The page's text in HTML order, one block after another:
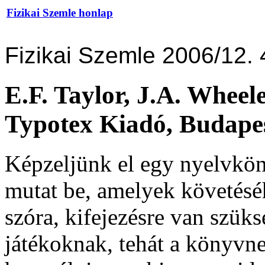
Fizikai Szemle honlap
Fizikai Szemle 2006/12.
E.F. Taylor, J.A.
Typotex Kiadó,
Képzeljünk el egy
mutat be, amelyek
szóra, kifejezésre van
játékoknak, tehát a